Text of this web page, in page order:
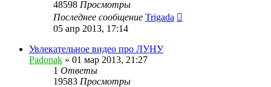
48598 Просмотры
Последнее сообщение Trigada
05 апр 2013, 17:14
Увлекательное видео про ЛУНУ
Padonak » 01 мар 2013, 21:27
1 Ответы
19583 Просмотры